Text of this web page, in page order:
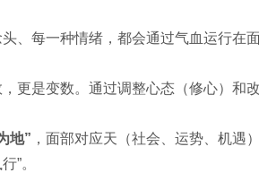
头、每一种情绪，都会通过气血运行在
，更是变数。通过调整心态（修心）
地” ，面部对应天（社会、运势、机遇
”。